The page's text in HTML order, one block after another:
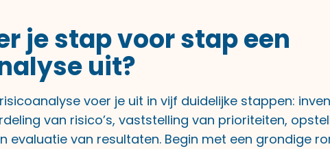
je stap voor stap een
uit?
voer je uit in vijf duidelijke stappen:
van risico’s, vaststelling van prioriteiten,
evaluatie van resultaten. Begin met een grondige